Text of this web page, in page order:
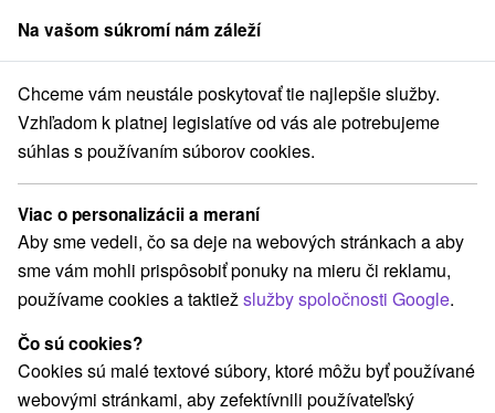
člen skupinySorger
Pobyty na Slovensku Víkendové pobyty Jánska dolina
TOP - najpredávanejšie víkendové
pobyty v Jánskej doline
Kategórie
Všetky kategórie
Pobyty so zľavou(3)
Wellness pobyty
Romantické pobyty(1) Seniorské pobyty(1)
Rodinné pobyty(4)
Na vašom súkromí nám záleží
Chceme vám neustále poskytovať tie najlepšie služby.
Vzhľadom k platnej legislatíve od vás ale potrebujeme
súhlas s používaním súborov cookies.
Viac o personalizácii a meraní
Aby sme vedeli, čo sa deje na webových stránkach a aby
sme vám mohli prispôsobiť ponuky na mieru či reklamu,
používame cookies a taktiežslužby spoločnosti Google.
Čo sú cookies?
Cookies sú malé textové súbory, ktoré môžu byť používané
webovými stránkami, aby zefektívnili používateľský